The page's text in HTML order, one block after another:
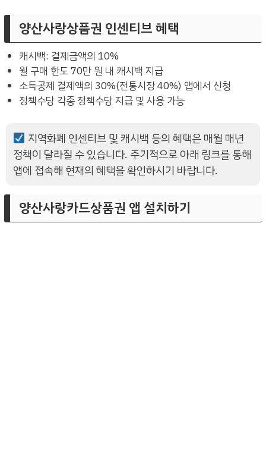
양산사랑상품권 인센티브 혜택
캐시백: 결제금액의 10%
월 구매 한도 70만 원 내 캐시백 지급
소득공제 결제액의 30%(전통시장 40%) 앱에서 신청
정책수당 각종 정책수당 지급 및 사용 가능
지역화폐 인센티브 및 캐시백 등의 혜택은 매월 매년
정책이 달라질 수 있습니다. 주기적으로 아래 링크를 통해
앱에 접속해 현재의 혜택을 확인하시기 바랍니다.
양산사랑카드상품권 앱 설치하기